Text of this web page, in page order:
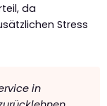
da
Stress
in